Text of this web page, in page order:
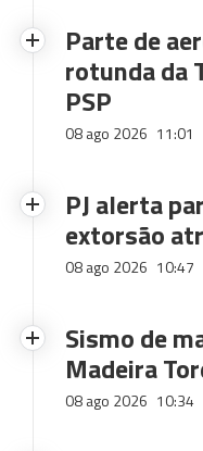
Parte de
rotunda da
PSP
08 ago 2026 11:01
PJ alerta
extorsão
08 ago 2026 10:47
Sismo de
Madeira
08 ago 2026 10:34